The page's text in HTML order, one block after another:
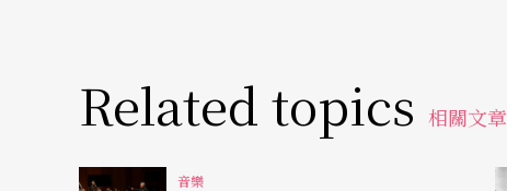
Related topics 相關文章
音樂